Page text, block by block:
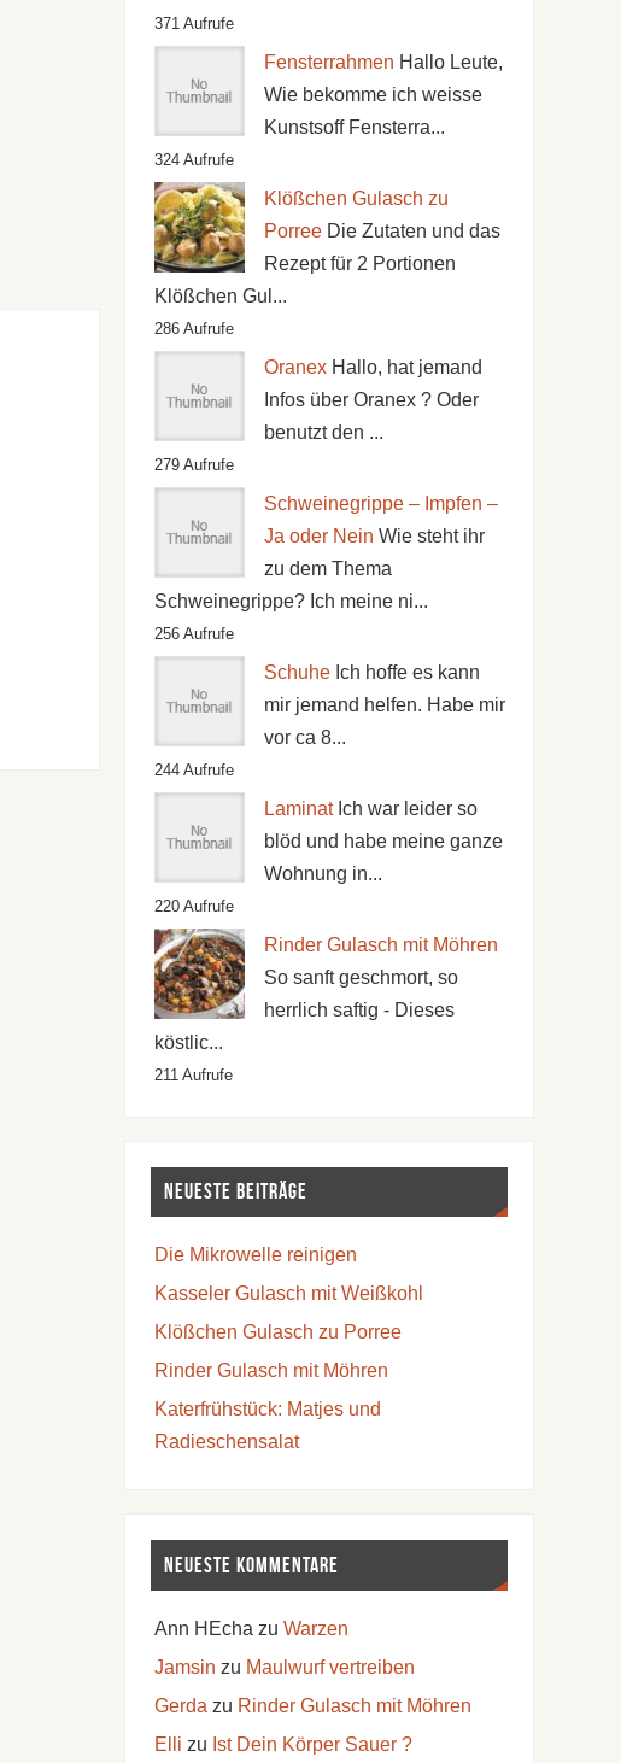
371 Aufrufe
Fensterrahmen Hallo Leute,
Wie bekomme ich weisse
Kunstsoff Fensterra...
324 Aufrufe
Klößchen Gulasch zu
Porree Die Zutaten und das
Rezept für 2 Portionen
Klößchen Gul...
286 Aufrufe
Oranex Hallo, hat jemand
Infos über Oranex ? Oder
benutzt den ...
279 Aufrufe
Schweinegrippe – Impfen –
Ja oder Nein Wie steht ihr
zu dem Thema
Schweinegrippe? Ich meine ni...
256 Aufrufe
Schuhe Ich hoffe es kann
mir jemand helfen. Habe mir
vor ca 8...
244 Aufrufe
Laminat Ich war leider so
blöd und habe meine ganze
Wohnung in...
220 Aufrufe
Rinder Gulasch mit Möhren
So sanft geschmort, so
herrlich saftig - Dieses
köstlic...
211 Aufrufe
Neueste Beiträge
Die Mikrowelle reinigen
Kasseler Gulasch mit Weißkohl
Klößchen Gulasch zu Porree
Rinder Gulasch mit Möhren
Katerfrühstück: Matjes und
Radieschensalat
Neueste Kommentare
Ann HEcha zu Warzen
Jamsin zu Maulwurf vertreiben
Gerda zu Rinder Gulasch mit Möhren
Elli zu Ist Dein Körper Sauer ?